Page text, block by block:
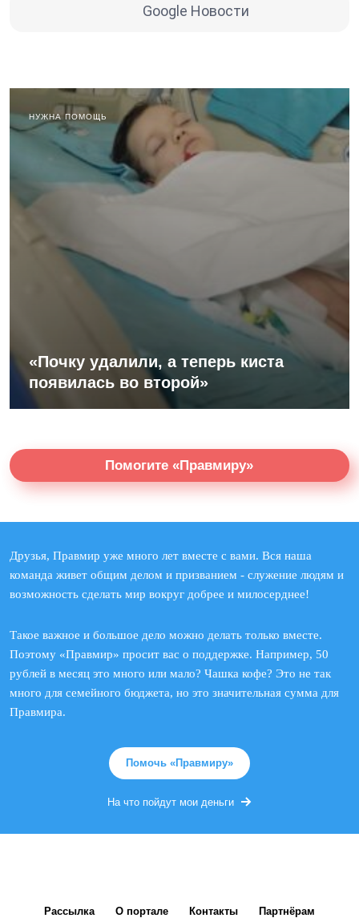
Google Новости
НУЖНА ПОМОЩЬ
«Почку удалили, а теперь киста
появилась во второй»
Помогите «Правмиру»
Друзья, Правмир уже много лет вместе с вами. Вся наша
команда живет общим делом и призванием - служение людям и
возможность сделать мир вокруг добрее и милосерднее!
Такое важное и большое дело можно делать только вместе.
Поэтому «Правмир» просит вас о поддержке. Например, 50
рублей в месяц это много или мало? Чашка кофе? Это не так
много для семейного бюджета, но это значительная сумма для
Правмира.
Помочь «Правмиру»
На что пойдут мои деньги
Рассылка О портале Контакты Партнёрам